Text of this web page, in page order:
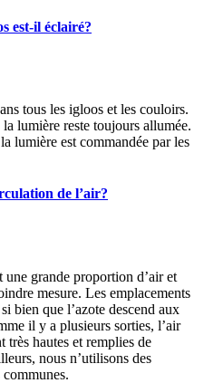
est-il éclairé?
tous les igloos et les couloirs.
lumière reste toujours allumée.
lumière est commandée par les
de l’air?
grande proportion d’air et
mesure. Les emplacements
bien que l’azote descend aux
il y a plusieurs sorties, l’air
très hautes et remplies de
nous n’utilisons des